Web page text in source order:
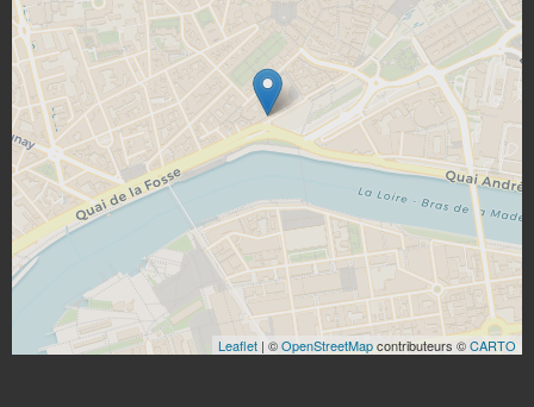
Leaflet | ©OpenStreetMapcontributeurs ©CARTO